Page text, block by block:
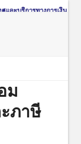
ม
ภาษี